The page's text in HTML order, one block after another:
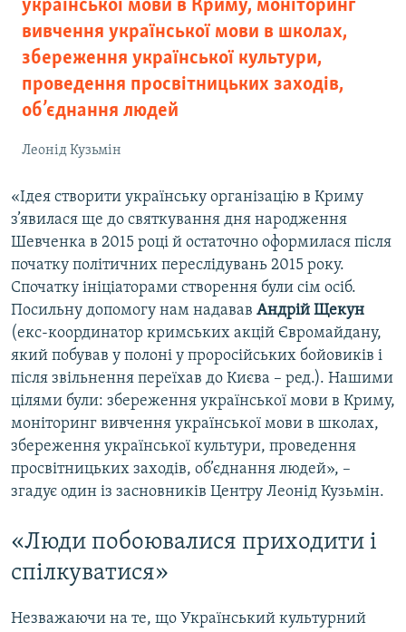
української мови в Криму, моніторинг
вивчення української мови в школах,
збереження української культури,
проведення просвітницьких заходів,
об’єднання людей
Леонід Кузьмін
«Ідея створити українську організацію в Криму
з’явилася ще до святкування дня народження
Шевченка в 2015 році й остаточно оформилася після
початку політичних переслідувань 2015 року.
Спочатку ініціаторами створення були сім осіб.
Посильну допомогу нам надавав Андрій Щекун
(екс-координатор кримських акцій Євромайдану,
який побував у полоні у проросійських бойовиків і
після звільнення переїхав до Києва – ред.). Нашими
цілями були: збереження української мови в Криму,
моніторинг вивчення української мови в школах,
збереження української культури, проведення
просвітницьких заходів, об’єднання людей», –
згадує один із засновників Центру Леонід Кузьмін.
«Люди побоювалися приходити і
спілкуватися»
Незважаючи на те, що Український культурний